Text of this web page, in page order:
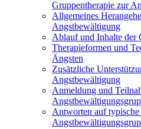
Gruppentherapie zur
Allgemeines
Angstbewältigung
Ablauf und Inhalte der
Therapieformen und
Ängsten
Zusätzliche
Angstbewältigung
Anmeldung und
Antworten auf typische